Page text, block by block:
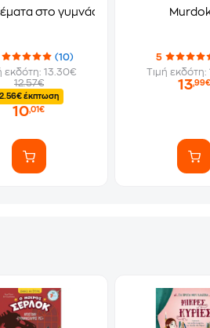
στο γυμνάσιο 1 - Η πιο άκυρη
(10)
εκδότη: 13.30€
12.57€
2.56€ έκπτωση
10,01€
5
Τιμή εκδότη:
13,99€